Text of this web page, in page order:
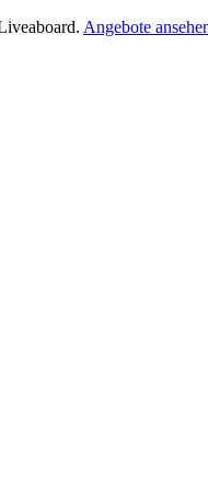
Angebote